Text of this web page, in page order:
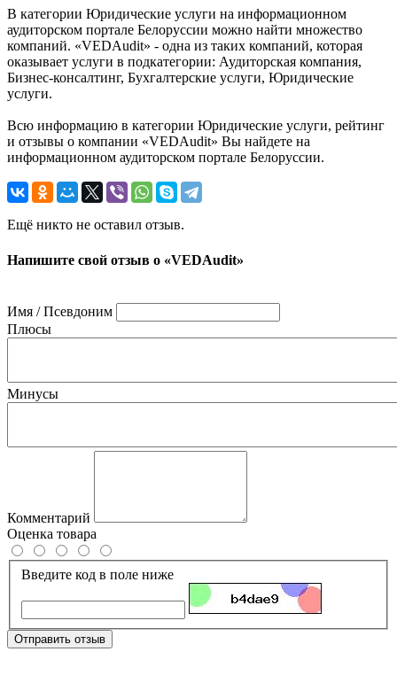
В категории Юридические услуги на информационном
аудиторском портале Белоруссии можно найти множество
компаний. «VEDAudit» - одна из таких компаний, которая
оказывает услуги в подкатегории: Аудиторская компания,
Бизнес-консалтинг, Бухгалтерские услуги, Юридические
услуги.
Всю информацию в категории Юридические услуги, рейтинг
и отзывы о компании «VEDAudit» Вы найдете на
информационном аудиторском портале Белоруссии.
Ещё никто не оставил отзыв.
Напишите свой отзыв о «VEDAudit»
Имя / Псевдоним
Плюсы
Минусы
Комментарий
Оценка товара
Введите код в поле ниже
Отправить отзыв